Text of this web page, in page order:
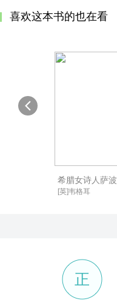
喜欢这本书的也在看
希腊女诗人萨波
[英]韦格耳
正